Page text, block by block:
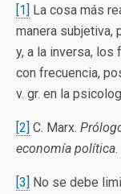
[1] La cosa más
manera subjetiva,
y, a la inversa,
con frecuencia,
v. gr. en la
[2] C. Marx.
economía política.
[3] No se debe